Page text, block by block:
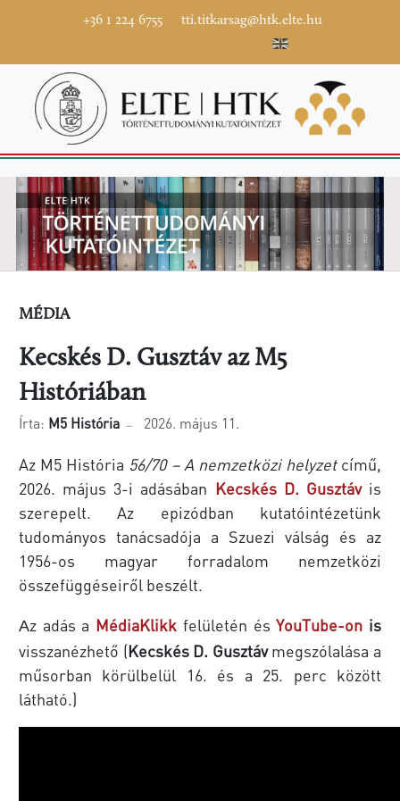
+36 1 224 6755 tti.titkarsag@htk.elte.hu
MÉDIA
Kecskés D. Gusztáv az M5
Históriában
Írta: M5 História 2026. május 11.
Az M5 História 56/70 – A nemzetközi helyzetcímű,
2026. május 3-i adásában Kecskés D. Gusztáv is
szerepelt. Az epizódban kutatóintézetünk
tudományos tanácsadója a Szuezi válság és az
1956-os magyar forradalom nemzetközi
összefüggéseiről beszélt.
Az adás a MédiaKlikk felületén ésYouTube-on is
visszanézhető (Kecskés D. Gusztávmegszólalása a
műsorban körülbelül 16. és a 25. perc között
látható.)